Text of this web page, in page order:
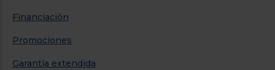
Financiación
Promociones
Garantía extendida